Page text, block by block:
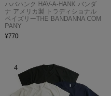
ハバハンク HAV-A-HANK バンダ
ナ アメリカ製 トラディショナル
ペイズリーTHE BANDANNA COM
PANY
¥770